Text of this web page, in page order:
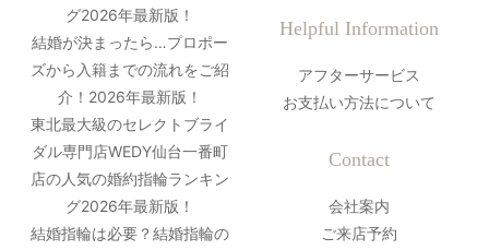
グ2026年最新版！
結婚が決まったら…プロポー
ズから入籍までの流れをご紹
介！2026年最新版！
東北最大級のセレクトブライ
ダル専門店WEDY仙台一番町
店の人気の婚約指輪ランキン
グ2026年最新版！
結婚指輪は必要？結婚指輪の
Helpful Information
アフターサービス
お支払い方法について
Contact
会社案内
ご来店予約